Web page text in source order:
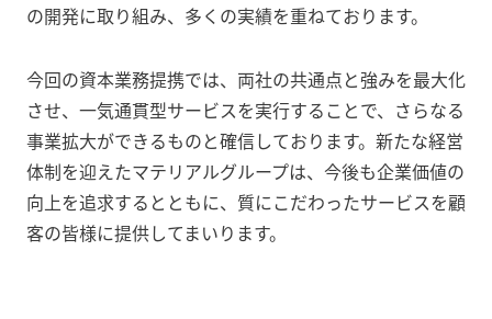
の開発に取り組み、多くの実績を重ねております。
今回の資本業務提携では、両社の共通点と強みを最大化
させ、一気通貫型サービスを実行することで、さらなる
事業拡大ができるものと確信しております。新たな経営
体制を迎えたマテリアルグループは、今後も企業価値の
向上を追求するとともに、質にこだわったサービスを顧
客の皆様に提供してまいります。